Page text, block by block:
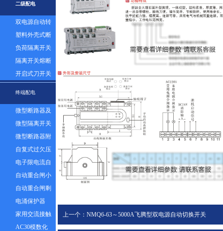
二级配电
双电源自动转
换开关
塑料外壳式断
路器及漏电
负荷隔离开关
隔离开关熔断
器组
开启式刀开关
终端配电
微型断路器及
漏电
微型隔离开关
微型断路器附
件
自复式过欠压
保护器
电子限电流自
动控制器
自动重合闸小
型断路器
自动重合闸剩
余电流塑壳断
路器
电涌保护器
家用交流接触
器
AC30模数化
上一个：NMQ6-63～5000A飞腾型双电源自动切换开关